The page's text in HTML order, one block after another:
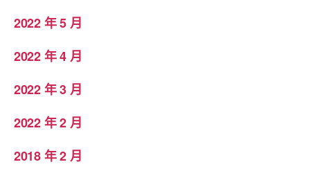
2022 年 5 月
2022 年 4 月
2022 年 3 月
2022 年 2 月
2018 年 2 月